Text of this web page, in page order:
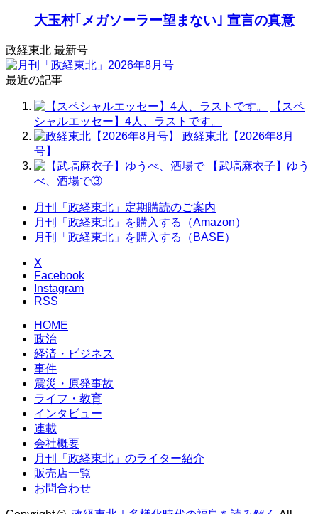
大玉村｢メガソーラー望まない｣ 宣言の真意
政経東北 最新号
最近の記事
【スペ
シャルエッセー】4人、ラストです。
政経東北【2026年8月
号】
【武塙麻衣子】ゆう
べ、酒場で③
月刊「政経東北」定期購読のご案内
月刊「政経東北」を購入する（Amazon）
月刊「政経東北」を購入する（BASE）
X
Facebook
Instagram
RSS
HOME
政治
経済・ビジネス
事件
震災・原発事故
ライフ・教育
インタビュー
連載
会社概要
月刊「政経東北」のライター紹介
販売店一覧
お問合わせ